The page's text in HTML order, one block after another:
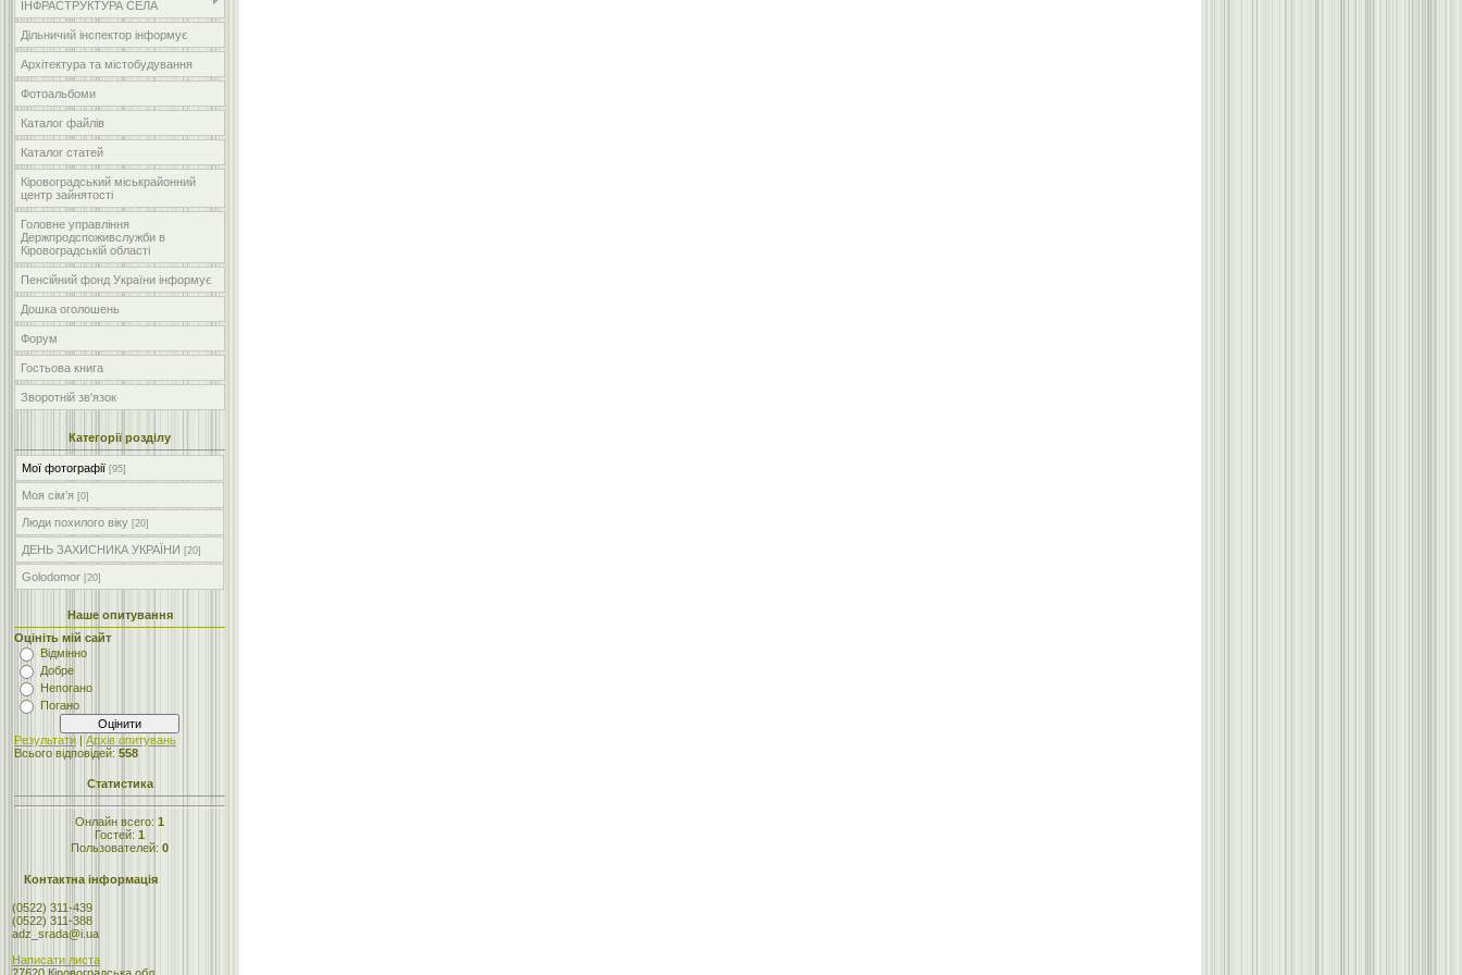
ІНФРАСТРУКТУРА СЕЛА
Дільничий інспектор інформує
Архітектура та містобудування
Фотоальбоми
Каталог файлів
Каталог статей
Кіровоградський міськрайонний
центр зайнятості
Головне управління
Держпродспоживслужби в
Кіровоградській області
Пенсійний фонд України інформує
Дошка оголошень
Форум
Гостьова книга
Зворотній зв'язок
Категорії розділу
Мої фотографії [95]
Моя сім'я [0]
Люди похилого віку [20]
ДЕНЬ ЗАХИСНИКА УКРАЇНИ [20]
Golodomor [20]
Наше опитування
Оцініть мій сайт
Відмінно
Добре
Непогано
Погано
Результати | Архів опитувань
Всього відповідей: 558
Статистика
Онлайн всего: 1
Гостей: 1
Пользователей: 0
Контактна інформація
(0522) 311-439
(0522) 311-388
adz_srada@i.ua
Написати листа